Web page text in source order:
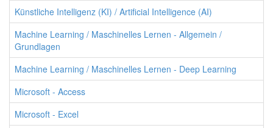
Künstliche Intelligenz (KI) / Artificial Intelligence (AI)
Machine Learning / Maschinelles Lernen - Allgemein /
Grundlagen
Machine Learning / Maschinelles Lernen - Deep Learning
Microsoft - Access
Microsoft - Excel